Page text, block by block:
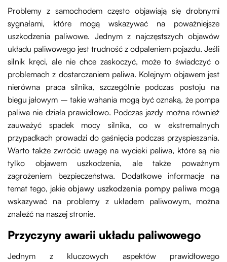
Problemy z samochodem często objawiają się drobnymi
sygnałami, które mogą wskazywać na poważniejsze
uszkodzenia paliwowe. Jednym z najczęstszych objawów
układu paliwowego jest trudność z odpaleniem pojazdu. Jeśli
silnik kręci, ale nie chce zaskoczyć, może to świadczyć o
problemach z dostarczaniem paliwa. Kolejnym objawem jest
nierówna praca silnika, szczególnie podczas postoju na
biegu jałowym – takie wahania mogą być oznaką, że pompa
paliwa nie działa prawidłowo. Podczas jazdy można również
zauważyć spadek mocy silnika, co w ekstremalnych
przypadkach prowadzi do gaśnięcia podczas przyspieszania.
Warto także zwrócić uwagę na wycieki paliwa, które są nie
tylko objawem uszkodzenia, ale także poważnym
zagrożeniem bezpieczeństwa. Dodatkowe informacje na
temat tego, jakieobjawy uszkodzenia pompy paliwa mogą
wskazywać na problemy z układem paliwowym, można
znaleźć na naszej stronie.
Przyczyny awarii układu paliwowego
Jednym z kluczowych aspektów prawidłowego